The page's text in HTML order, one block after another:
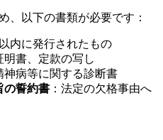
、以下の書類が必要です：
以内に発行されたもの
明書、定款の写し
神病等に関する診断書
の誓約書 ：法定の欠格事由へ